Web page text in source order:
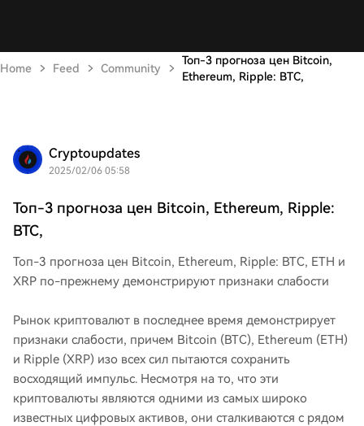
Home Feed Community
Топ-3 прогноза цен Bitcoin,
Ethereum, Ripple: BTC,
Cryptoupdates
2025/02/06 05:58
Топ-3 прогноза цен Bitcoin, Ethereum, Ripple:
BTC,
Топ-3 прогноза цен Bitcoin, Ethereum, Ripple: BTC, ETH и
XRP по-прежнему демонстрируют признаки слабости
Рынок криптовалют в последнее время демонстрирует
признаки слабости, причем Bitcoin (BTC), Ethereum (ETH)
и Ripple (XRP) изо всех сил пытаются сохранить
восходящий импульс. Несмотря на то, что эти
криптовалюты являются одними из самых широко
известных цифровых активов, они сталкиваются с рядом